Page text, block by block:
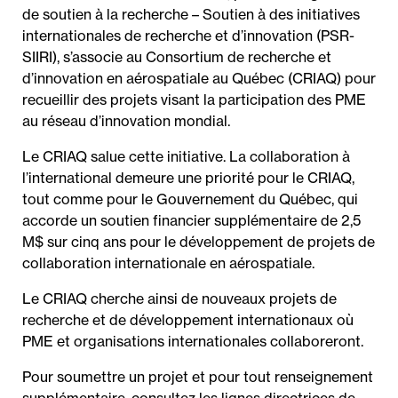
de soutien à la recherche – Soutien à des initiatives
internationales de recherche et d’innovation (PSR-
SIIRI), s’associe au Consortium de recherche et
d’innovation en aérospatiale au Québec (CRIAQ) pour
recueillir des projets visant la participation des PME
au réseau d’innovation mondial.
Le CRIAQ salue cette initiative. La collaboration à
l’international demeure une priorité pour le CRIAQ,
tout comme pour le Gouvernement du Québec, qui
accorde un soutien financier supplémentaire de 2,5
M$ sur cinq ans pour le développement de projets de
collaboration internationale en aérospatiale.
Le CRIAQ cherche ainsi de nouveaux projets de
recherche et de développement internationaux où
PME et organisations internationales collaboreront.
Pour soumettre un projet et pour tout renseignement